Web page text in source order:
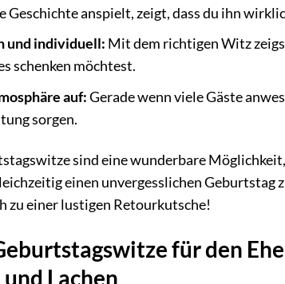
Geschichte anspielt, zeigt, dass du ihn
und individuell: Mit dem richtigen Witz
schenken möchtest.
auf:Gerade wenn viele Gäste
sorgen.
sind eine wunderbare
einen unvergesslichen
zu einer lustigen Retourkutsche!
für den
Lachen